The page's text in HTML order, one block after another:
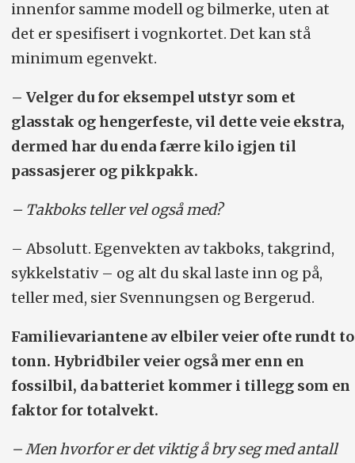
innenfor samme modell og bilmerke, uten at
det er spesifisert i vognkortet. Det kan stå
minimum egenvekt.
– Velger du for eksempel utstyr som et
glasstak og hengerfeste, vil dette veie ekstra,
dermed har du enda færre kilo igjen til
passasjerer og pikkpakk.
– Takboks teller vel også med?
– Absolutt. Egenvekten av takboks, takgrind,
sykkel­stativ – og alt du skal laste inn og på,
teller med, sier Svennungsen og Bergerud.
Familievariantene av elbiler veier ofte rundt to
tonn. Hybridbiler veier også mer enn en
fossilbil, da ­batteriet kommer i tillegg som en
faktor for totalvekt.
– Men hvorfor er det viktig å bry seg med antall